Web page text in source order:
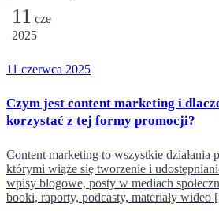
11 cze
2025
11 czerwca 2025
Czym jest content marketing i
korzystać z tej formy promocji?
Content marketing to wszystkie działania
którymi wiąże się tworzenie i
wpisy blogowe, posty w mediach
booki, raporty, podcasty, materiały